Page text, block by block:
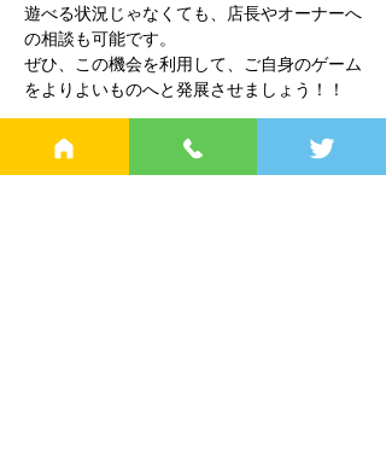
遊べる状況じゃなくても、店長やオーナーへ
の相談も可能です。
ぜひ、この機会を利用して、ご自身のゲーム
をよりよいものへと発展させましょう！！